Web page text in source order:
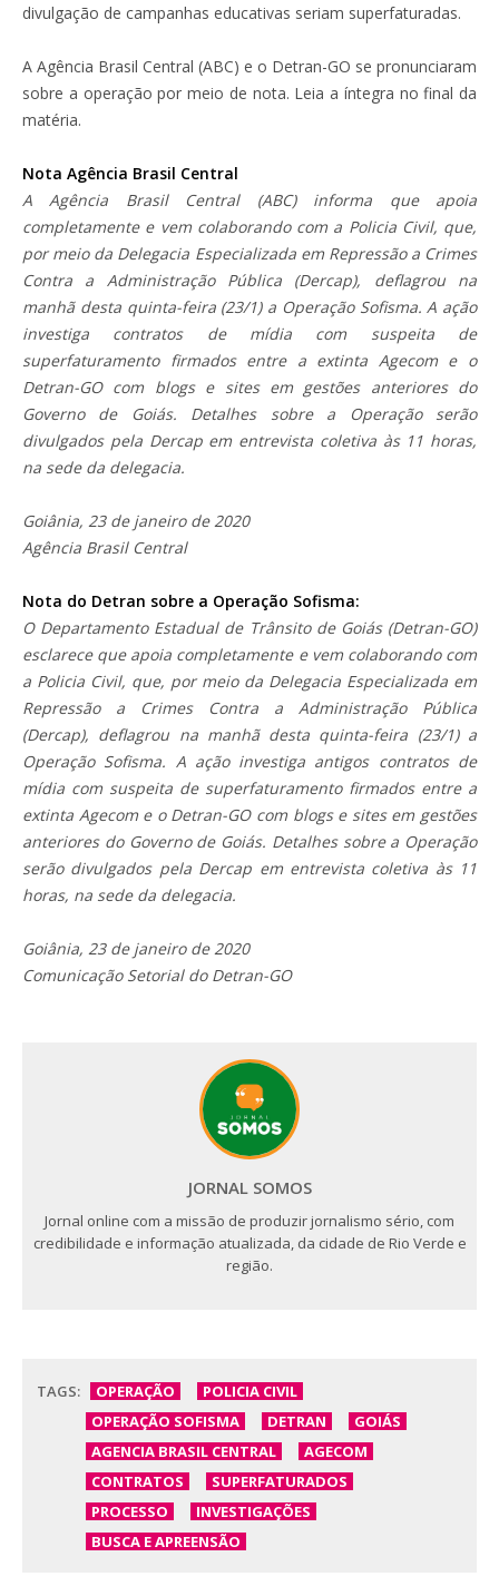
divulgação de campanhas educativas seriam superfaturadas.
A Agência Brasil Central (ABC) e o Detran-GO se pronunciaram
sobre a operação por meio de nota. Leia a íntegra no final da
matéria.
Nota Agência Brasil Central
A Agência Brasil Central (ABC) informa que apoia
completamente e vem colaborando com a Policia Civil, que,
por meio da Delegacia Especializada em Repressão a Crimes
Contra a Administração Pública (Dercap), deflagrou na
manhã desta quinta-feira (23/1) a Operação Sofisma. A ação
investiga contratos de mídia com suspeita de
superfaturamento firmados entre a extinta Agecom e o
Detran-GO com blogs e sites em gestões anteriores do
Governo de Goiás. Detalhes sobre a Operação serão
divulgados pela Dercap em entrevista coletiva às 11 horas,
na sede da delegacia.
Goiânia, 23 de janeiro de 2020
Agência Brasil Central
Nota do Detran sobre a Operação Sofisma:
O Departamento Estadual de Trânsito de Goiás (Detran-GO)
esclarece que apoia completamente e vem colaborando com
a Policia Civil, que, por meio da Delegacia Especializada em
Repressão a Crimes Contra a Administração Pública
(Dercap), deflagrou na manhã desta quinta-feira (23/1) a
Operação Sofisma. A ação investiga antigos contratos de
mídia com suspeita de superfaturamento firmados entre a
extinta Agecom e o Detran-GO com blogs e sites em gestões
anteriores do Governo de Goiás. Detalhes sobre a Operação
serão divulgados pela Dercap em entrevista coletiva às 11
horas, na sede da delegacia.
Goiânia, 23 de janeiro de 2020
Comunicação Setorial do Detran-GO
JORNAL SOMOS
Jornal online com a missão de produzir jornalismo sério, com
credibilidade e informação atualizada, da cidade de Rio Verde e
região.
TAGS: OPERAÇÃO
POLICIA CIVIL
OPERAÇÃO SOFISMA
DETRAN
GOIÁS
AGENCIA BRASIL CENTRAL
AGECOM
CONTRATOS
SUPERFATURADOS
PROCESSO
INVESTIGAÇÕES
BUSCA E APREENSÃO